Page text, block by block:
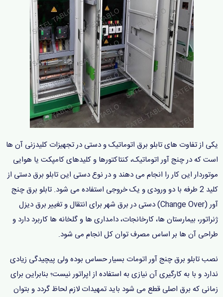
یکی از تفاوت های تابلو برق اتوماتیک و دستی در تجهیزات کلیدزنی آن ها
است که در چنج آور اتوماتیک، کنتاکتورها و کلیدهای کامپکت یا هوایی
موتوردار این کار را انجام می دهند و در نوع دستی این تابلو برق دستی از
کلید 2 طرفه با دو ورودی و یک خروجی استفاده می شود. تابلو برق چنج
آور (Change Over) دستی در برق شهر برای انتقال و تغییر برق دیزل
ژنراتور، بیمارستان ها، کارخانجات، دامداری ها و گلخانه ها کاربرد دارد و
طراحی آن ها بر اساس مصرف توان کل انجام می شود.
نصب تابلو برق چنج آور اتومات بسیار حساس بوده ولی پیچیدگی زیادی
ندارد و با به کارگیری آن نیازی به استفاده از اپراتور نیست؛ بنابراین برای
زمانی که برق اصلی قطع می شود باید تمهیدات لازم لحاظ گردد و بتوان